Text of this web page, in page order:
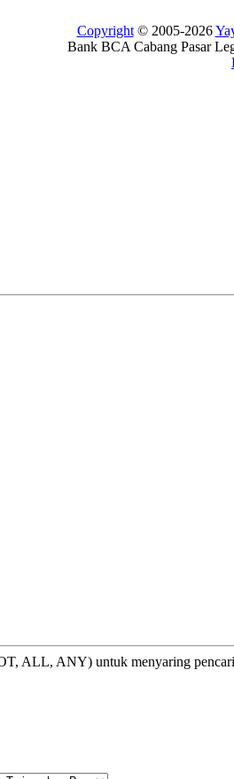
Copyright© 2005-2026
Bank BCA Cabang Pasar
ALL, ANY) untuk menyaring